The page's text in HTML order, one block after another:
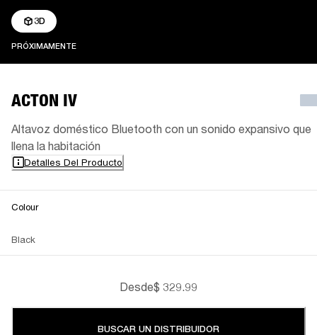
PRÓXIMAMENTEPRÓXIMAMENTE
3D
ACTON IV
Altavoz doméstico Bluetooth con un sonido expansivo que
llena la habitación
Detalles Del Producto
Colour
Black
Desde$ 329.99
BUSCAR UN DISTRIBUIDOR